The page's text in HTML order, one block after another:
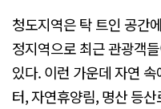
청도지역은 탁 트인 공간
정지역으로 최근 관광객
있다. 이런 가운데 자연
터, 자연휴양림, 명산 등